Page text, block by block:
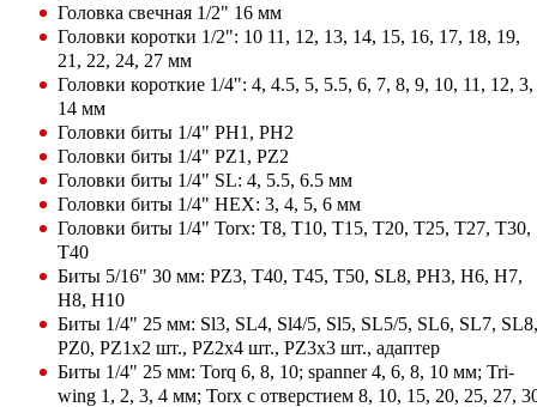
Головка свечная 1/2" 16 мм
Головки коротки 1/2": 10 11, 12, 13, 14, 15, 16, 17, 18, 19,
21, 22, 24, 27 мм
Головки короткие 1/4": 4, 4.5, 5, 5.5, 6, 7, 8, 9, 10, 11, 12, 3,
14 мм
Головки биты 1/4" РН1, РН2
Головки биты 1/4" PZ1, PZ2
Головки биты 1/4" SL: 4, 5.5, 6.5 мм
Головки биты 1/4" HEX: 3, 4, 5, 6 мм
Головки биты 1/4" Torx: Т8, Т10, Т15, Т20, Т25, Т27, Т30,
Т40
Биты 5/16" 30 мм: PZ3, T40, T45, T50, SL8, PH3, H6, H7,
H8, H10
Биты 1/4" 25 мм: Sl3, SL4, Sl4/5, Sl5, SL5/5, SL6, SL7, SL8,
PZ0, PZ1х2 шт., PZ2х4 шт., PZ3х3 шт., адаптер
Биты 1/4" 25 мм: Torq 6, 8, 10; spanner 4, 6, 8, 10 мм; Tri-
wing 1, 2, 3, 4 мм; Torx с отверстием 8, 10, 15, 20, 25, 27,